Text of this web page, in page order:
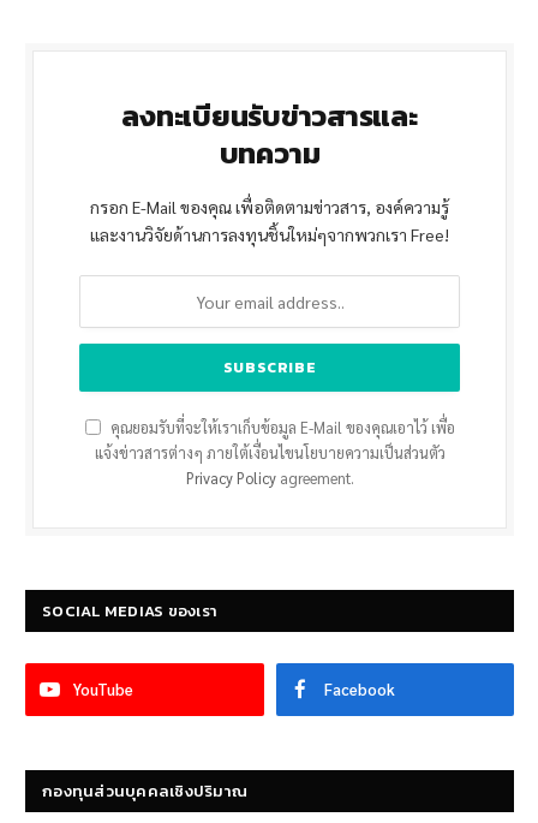
ลงทะเบียนรับข่าวสารและ
บทความ
กรอก E-Mail ของคุณ เพื่อติดตามข่าวสาร, องค์ความรู้
และงานวิจัยด้านการลงทุนชิ้นใหม่ๆจากพวกเรา Free!
คุณยอมรับที่จะให้เราเก็บข้อมูล E-Mail ของคุณเอาไว้ เพื่อ
แจ้งข่าวสารต่างๆ ภายใต้เงื่อนไขนโยบายความเป็นส่วนตัว
Privacy Policyagreement.
SOCIAL MEDIAS ของเรา
YouTube Facebook
กองทุนส่วนบุคคลเชิงปริมาณ